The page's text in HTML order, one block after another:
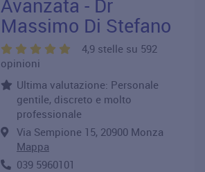
Avanzata - Dr
Massimo Di Stefano
4,9 stelle su 592
opinioni
Ultima valutazione: Personale
gentile, discreto e molto
professionale
Via Sempione 15, 20900 Monza
Mappa
039 5960101